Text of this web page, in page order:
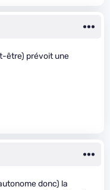
être) prévoit une
donc) la